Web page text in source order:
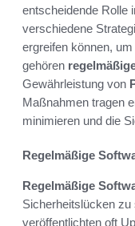
entscheidende Rolle
verschiedene
ergreifen können,
gehören
Gewährleistung von
Maßnahmen tragen
minimieren und die
Regelmäßige
Regelmäßige
Sicherheitslücken
veröffentlichten oft